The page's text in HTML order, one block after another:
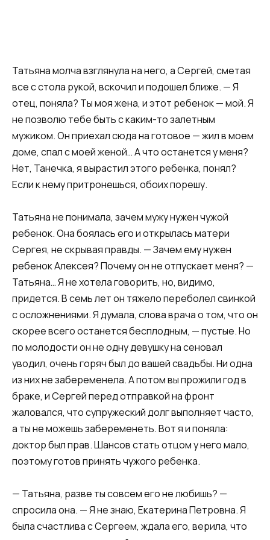
Татьяна молча взглянула на него, а Сергей, сметая
все с стола рукой, вскочил и подошел ближе. — Я
отец, поняла? Ты моя жена, и этот ребенок — мой. Я
не позволю тебе быть с каким-то залетным
мужиком. Он приехал сюда на готовое — жил в моем
доме, спал с моей женой… А что останется у меня?
Нет, Танечка, я вырастил этого ребенка, понял?
Если к нему притронешься, обоих порешу.
Татьяна не понимала, зачем мужу нужен чужой
ребенок. Она боялась его и открылась матери
Сергея, не скрывая правды. — Зачем ему нужен
ребенок Алексея? Почему он не отпускает меня? —
Татьяна… Я не хотела говорить, но, видимо,
придется. В семь лет он тяжело переболел свинкой
с осложнениями. Я думала, слова врача о том, что он
скорее всего останется бесплодным, — пустые. Но
по молодости он не одну девушку на сеновал
уводил, очень горяч был до вашей свадьбы. Ни одна
из них не забеременела. А потом вы прожили год в
браке, и Сергей перед отправкой на фронт
жаловался, что супружеский долг выполняет часто,
а ты не можешь забеременеть. Вот я и поняла:
доктор был прав. Шансов стать отцом у него мало,
поэтому готов принять чужого ребенка.
— Татьяна, разве ты совсем его не любишь? —
спросила она. — Я не знаю, Екатерина Петровна. Я
была счастлива с Сергеем, ждала его, верила, что